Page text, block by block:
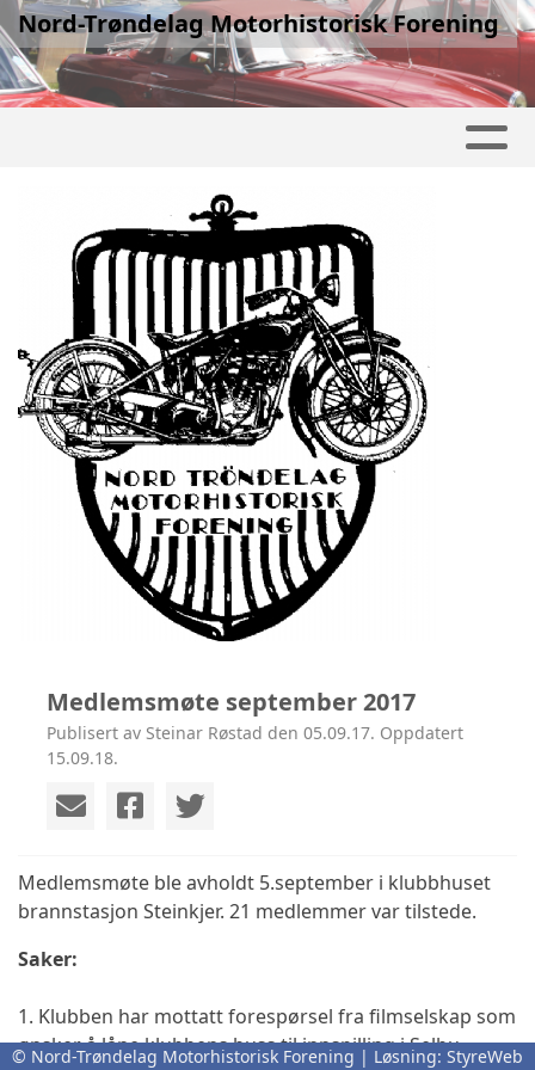
Nord-Trøndelag Motorhistorisk Forening
Medlemsmøte september 2017
Publisert av Steinar Røstad den 05.09.17. Oppdatert
15.09.18.
Medlemsmøte ble avholdt 5.september i klubbhuset
brannstasjon Steinkjer. 21 medlemmer var tilstede.
Saker:
1. Klubben har mottatt forespørsel fra filmselskap som
ønsker å låne klubbens buss til innspilling i Selbu.
© Nord-Trøndelag Motorhistorisk Forening | Løsning: StyreWeb